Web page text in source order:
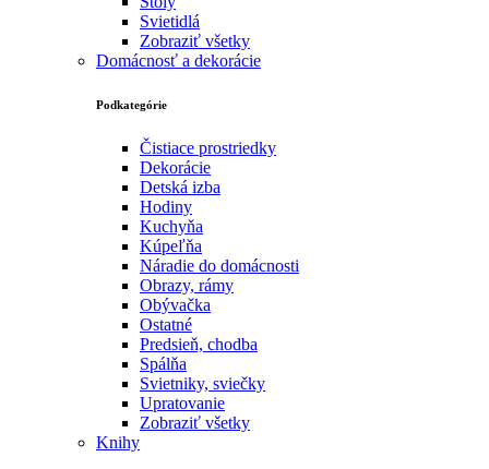
Svietidlá
Zobraziť všetky
Domácnosť a dekorácie
Podkategórie
Čistiace prostriedky
Dekorácie
Detská izba
Hodiny
Kuchyňa
Kúpeľňa
Náradie do domácnosti
Obrazy, rámy
Obývačka
Ostatné
Predsieň, chodba
Spálňa
Svietniky, sviečky
Upratovanie
Zobraziť všetky
Knihy